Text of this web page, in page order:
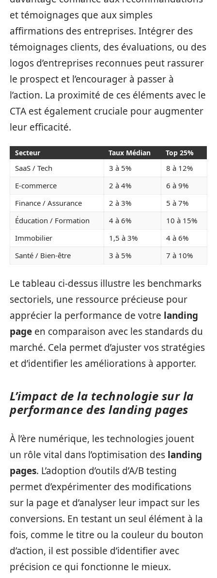
et témoignages que aux simples
affirmations des entreprises. Intégrer des
témoignages clients, des évaluations, ou des
logos d’entreprises reconnues peut rassurer
le prospect et l’encourager à passer à
l’action. La proximité de ces éléments avec le
CTA est également cruciale pour augmenter
leur efficacité.
Secteur Taux Médian Top 25%
SaaS / Tech 3 à 5%
8 à 12%
E-commerce
2 à 4%
6 à 9%
Finance / Assurance
2 à 3%
5 à 7%
Éducation / Formation
4 à 6%
10 à 15%
Immobilier
1,5 à 3%
4 à 6%
Santé / Bien-être
3 à 5% 7 à 10%
Le tableau ci-dessus illustre les benchmarks
sectoriels, une ressource précieuse pour
apprécier la performance de votre landing
page en comparaison avec les standards du
marché. Cela permet d’ajuster vos stratégies
et d’identifier les améliorations à apporter.
L’impact de la technologie sur la
performance des landing pages
À l’ère numérique, les technologies jouent
un rôle vital dans l’optimisation des landing
pages. L’adoption d’outils d’A/B testing
permet d’expérimenter des modifications
sur la page et d’analyser leur impact sur les
conversions. En testant un seul élément à la
fois, comme le titre ou la couleur du bouton
d’action, il est possible d’identifier avec
précision ce qui fonctionne le mieux.